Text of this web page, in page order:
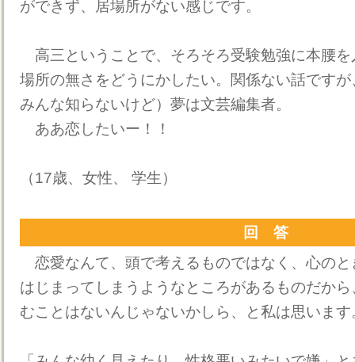
ができず、居場所がない感じです。
高三ということで、そろそろ受験勉強に本腰
場所の無さをどうにかしたい。関係ない話です
みんな知らないけど）夢は文芸編集者。
ああ恋したいー！！
（17歳、女性、 学生）
回 答
恋愛なんて、頭で考えるものではなく、心の
はじまってしまうようなところがあるものだか
むことはないんじゃないかしら、と私は思います